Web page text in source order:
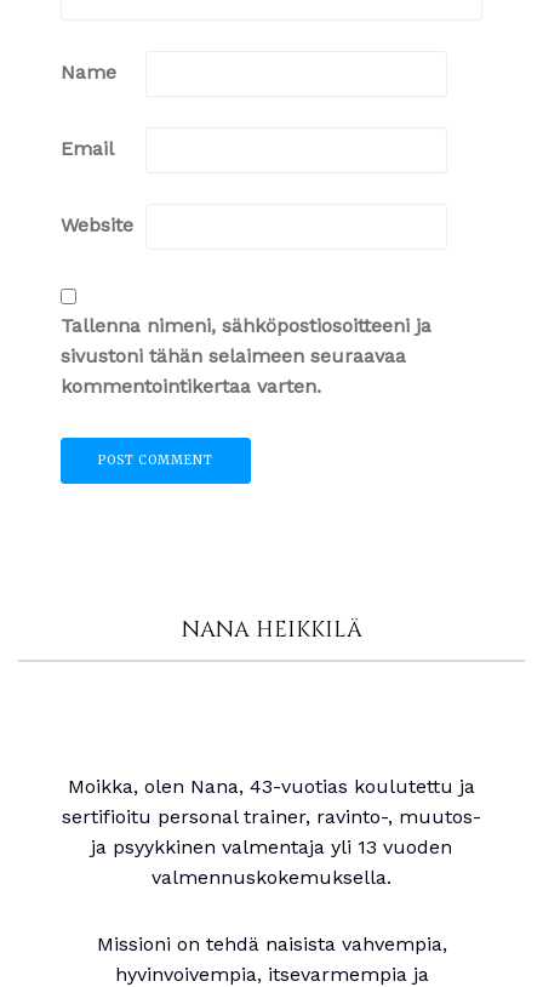
Name
Email
Website
Tallenna nimeni, sähköpostiosoitteeni ja
sivustoni tähän selaimeen seuraavaa
kommentointikertaa varten.
NANA HEIKKILÄ
Moikka, olen Nana, 43-vuotias koulutettu ja
sertifioitu personal trainer, ravinto-, muutos-
ja psyykkinen valmentaja yli 13 vuoden
valmennuskokemuksella.
Missioni on tehdä naisista vahvempia,
hyvinvoivempia, itsevarmempia ja